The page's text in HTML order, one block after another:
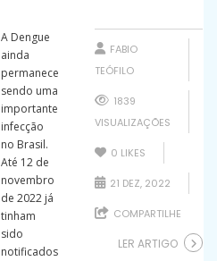
A Dengue
ainda
permanece
sendo uma
importante
infecção
no Brasil.
Até 12 de
novembro
de 2022 já
tinham
sido
notificados
FABIO
TEÓFILO
1839
VISUALIZAÇÕES
0 LIKES
21 DEZ, 2022
COMPARTILHE
LER ARTIGO